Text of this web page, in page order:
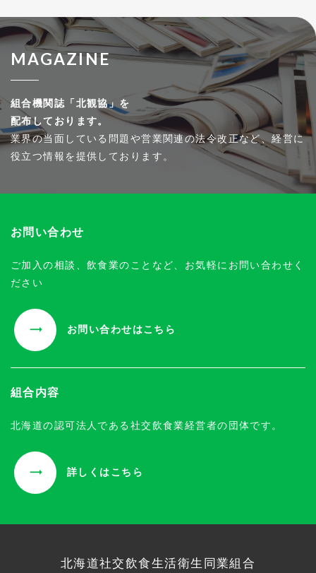
MAGAZINE
組合機関誌「北観協」を
配布しております。
業界の当面している問題や営業関連の法令改正など、経営に
役立つ情報を提供しております。
お問い合わせ
ご加入の相談、飲食業のことなど、お気軽にお問い合わせく
ださい
お問い合わせはこちら
組合内容
北海道の認可法人である社交飲食業経営者の団体です。
詳しくはこちら
北海道社交飲食生活衛生同業組合